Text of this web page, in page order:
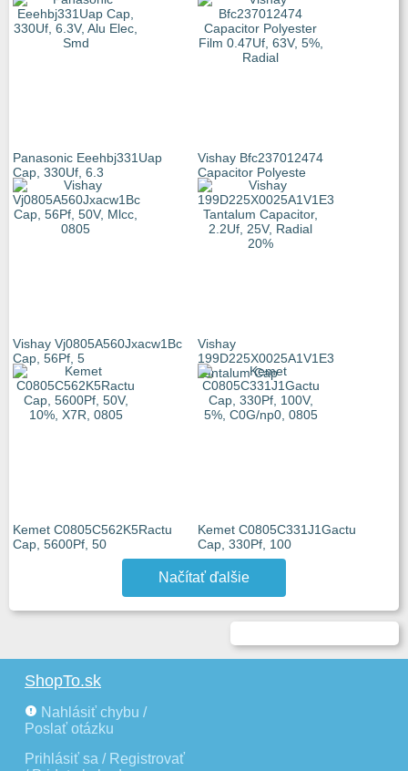
Panasonic Eeehbj331Uap
Cap, 330Uf, 6.3
Vishay Bfc237012474
Capacitor Polyeste
Vishay Vj0805A560Jxacw1Bc
Cap, 56Pf, 5
Vishay
199D225X0025A1V1E3
Tantalum Cap
Kemet C0805C562K5Ractu
Cap, 5600Pf, 50
Kemet C0805C331J1Gactu
Cap, 330Pf, 100
Načítať ďalšie
ShopTo.sk
Nahlásiť chybu /
Poslať otázku
Prihlásiť sa / Registrovať